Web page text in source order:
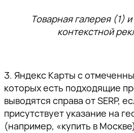
Товарная галерея (1)
контекстной
3. Яндекс Карты с
которых есть подходящие
выводятся справа от SERP,
присутствует указание на
(например, «купить в